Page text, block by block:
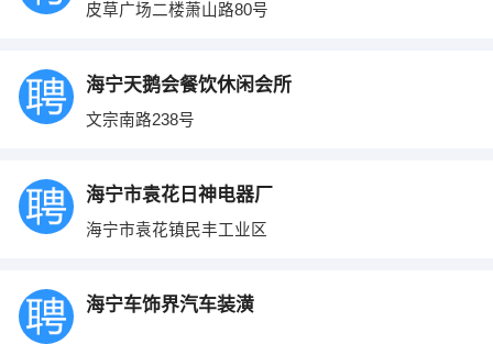
皮草广场二楼萧山路80号
海宁天鹅会餐饮休闲会所
文宗南路238号
海宁市袁花日神电器厂
海宁市袁花镇民丰工业区
海宁车饰界汽车装潢